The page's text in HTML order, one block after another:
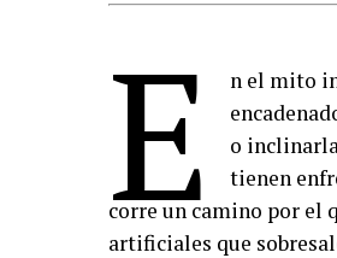
E
n el mito
o
tienen
corre un camino por el
artificiales que